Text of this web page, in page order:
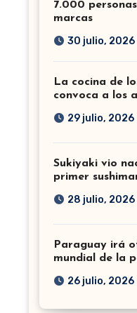
7.000
marcas
30 julio, 2026
La cocina de
convoca a los
29 julio, 2026
Sukiyaki vio
primer
28 julio, 2026
Paraguay irá
mundial de la
26 julio, 2026